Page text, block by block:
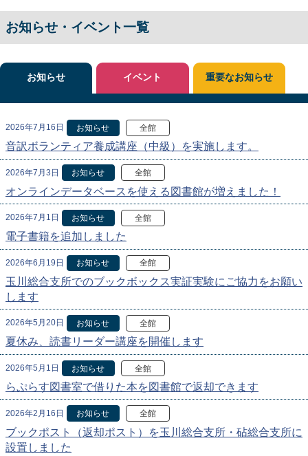
お知らせ・イベント一覧
お知らせ
2026年7月16日 お知らせ 全館
音訳ボランティア養成講座（中級）を実施します。
2026年7月3日 お知らせ 全館
オンラインデータベースを使える図書館が増えました！
2026年7月1日 お知らせ 全館
電子書籍を追加しました
2026年6月19日 お知らせ 全館
玉川総合支所でのブックボックス実証実験にご協力をお願い
します
2026年5月20日 お知らせ 全館
夏休み、読書リーダー講座を開催します
2026年5月1日 お知らせ 全館
らぷらす図書室で借りた本を図書館で返却できます
2026年2月16日 お知らせ 全館
ブックポスト（返却ポスト）を玉川総合支所・砧総合支所に
設置しました
イベント 重要なお知らせ